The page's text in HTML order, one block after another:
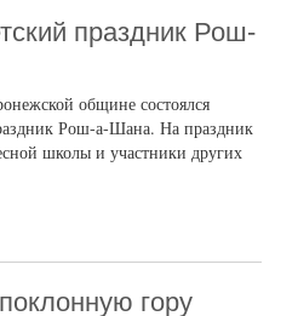
праздник Рош-
общине состоялся
Рош-а-Шана. На праздник
школы и участники других
гору